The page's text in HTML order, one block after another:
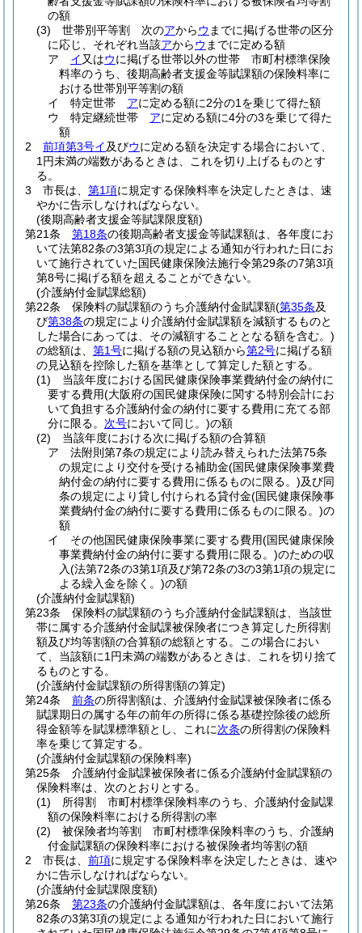
の額
(3)
世帯別平等割 次のアからウ までに掲げる世帯の区分
に応じ、それぞれ当該アからウ までに定める額
ア
イ 又はウに掲げる世帯以外の世帯 市町村標準保険
料率のうち、後期高齢者支援金等賦課額の保険料率に
おける世帯別平等割の額
イ
特定世帯 アに定める額に2分の1を乗じて得た額
ウ
特定継続世帯 アに定める額に4分の3を乗じて得た
額
2
前項第3号イ及びウに定める額を決定する場合において、
1円未満の端数があるときは、これを切り上げるものとす
る。
3
市長は、 第1項に規定する保険料率を決定したときは、速
やかに告示しなければならない。
(後期高齢者支援金等賦課限度額)
第21条
第18条の後期高齢者支援金等賦課額は、各年度にお
いて法第82条の3第3項の規定による通知が行われた日にお
いて施行されていた国民健康保険法施行令第29条の7第3項
第8号に掲げる額を超えることができない。
(介護納付金賦課総額)
第22条
保険料の賦課額のうち介護納付金賦課額(第35条及
び第38条の規定により介護納付金賦課額を減額するものと
した場合にあっては、その減額することとなる額を含む。)
の総額は、 第1号に掲げる額の見込額から第2号に掲げる額
の見込額を控除した額を基準として算定した額とする。
(1)
当該年度における国民健康保険事業費納付金の納付に
要する費用(大阪府の国民健康保険に関する特別会計にお
いて負担する介護納付金の納付に要する費用に充てる部
分に限る。 次号において同じ。)の額
(2)
当該年度における次に掲げる額の合算額
ア
法附則第7条の規定により読み替えられた法第75条
の規定により交付を受ける補助金(国民健康保険事業費
納付金の納付に要する費用に係るものに限る。)及び同
条の規定により貸し付けられる貸付金(国民健康保険事
業費納付金の納付に要する費用に係るものに限る。)の
額
イ
その他国民健康保険事業に要する費用(国民健康保険
事業費納付金の納付に要する費用に限る。)のための収
入(法第72条の3第1項及び第72条の3の3第1項の規定に
よる繰入金を除く。)の額
(介護納付金賦課額)
第23条
保険料の賦課額のうち介護納付金賦課額は、当該世
帯に属する介護納付金賦課被保険者につき算定した所得割
額及び均等割額の合算額の総額とする。
この場合におい
て、当該額に1円未満の端数があるときは、これを切り捨て
るものとする。
(介護納付金賦課額の所得割額の算定)
第24条
前条の所得割額は、介護納付金賦課被保険者に係る
賦課期日の属する年の前年の所得に係る基礎控除後の総所
得金額等を賦課標準額とし、これに次条の所得割の保険料
率を乗じて算定する。
(介護納付金賦課額の保険料率)
第25条
介護納付金賦課被保険者に係る介護納付金賦課額の
保険料率は、次のとおりとする。
(1)
所得割 市町村標準保険料率のうち、介護納付金賦課
額の保険料率における所得割の率
(2)
被保険者均等割 市町村標準保険料率のうち、介護納
付金賦課額の保険料率における被保険者均等割の額
2
市長は、 前項に規定する保険料率を決定したときは、速や
かに告示しなければならない。
(介護納付金賦課限度額)
第26条
第23条の介護納付金賦課額は、各年度において法第
82条の3第3項の規定による通知が行われた日において施行